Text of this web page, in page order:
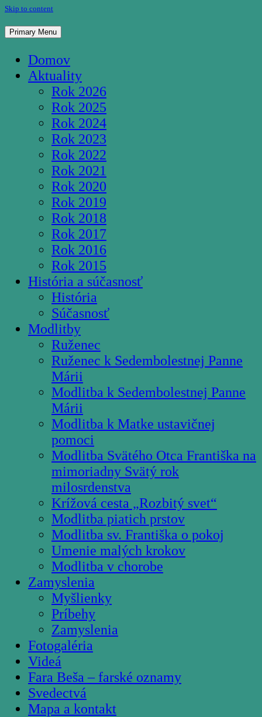
Skip to content
Pútnické miesto Studnička Pozba
Primary Menu
Domov
Aktuality
Rok 2026
Rok 2025
Rok 2024
Rok 2023
Rok 2022
Rok 2021
Rok 2020
Rok 2019
Rok 2018
Rok 2017
Rok 2016
Rok 2015
História a súčasnosť
História
Súčasnosť
Modlitby
Ruženec
Ruženec k Sedembolestnej Panne
Márii
Modlitba k Sedembolestnej Panne
Márii
Modlitba k Matke ustavičnej
pomoci
Modlitba Svätého Otca Františka na
mimoriadny Svätý rok
milosrdenstva
Krížová cesta „Rozbitý svet“
Modlitba piatich prstov
Modlitba sv. Františka o pokoj
Umenie malých krokov
Modlitba v chorobe
Zamyslenia
Myšlienky
Príbehy
Zamyslenia
Fotogaléria
Videá
Fara Beša – farské oznamy
Svedectvá
Mapa a kontakt